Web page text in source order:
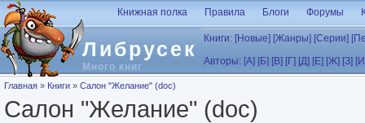
Перейти к основному содержанию
Либрусек
Много книг
Книжная полка Правила Блоги Форумы
Книги: [Новые] [Жанры] [Серии]
Авторы: [А] [Б] [В] [Г] [Д] [Е] [Ж] [З]
Вы здесь
Главная » Книги » Салон "Желание" (doc)
Салон "Желание" (doc)